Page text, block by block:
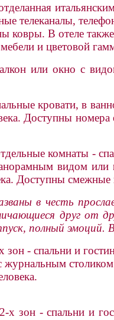
телеканалы,
ковры. В отеле
и цветовой
или окно с
кровати, в
Доступны
комнаты -
видом
Доступны смежные
в честь
друг от
полный эмоций.
зон - спальни и
журнальным
х зон - спальни и